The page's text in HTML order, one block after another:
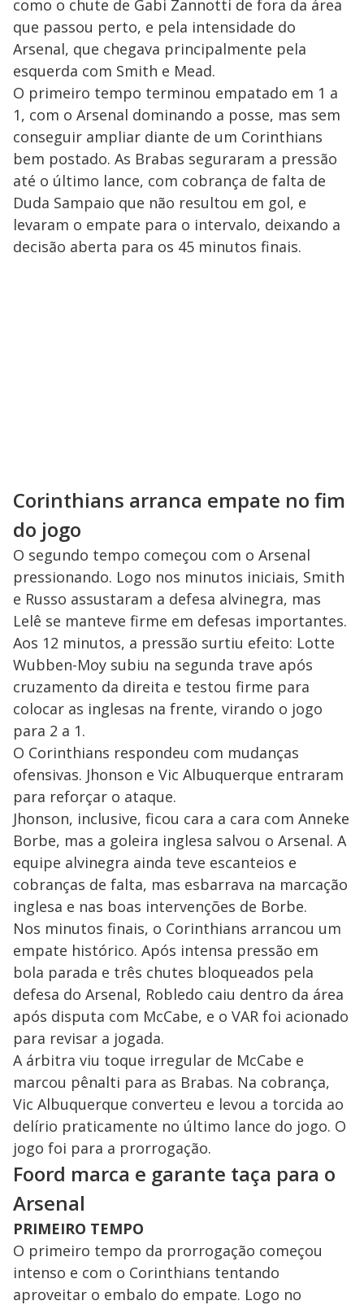
como o chute de Gabi Zannotti de fora da área
que passou perto, e pela intensidade do
Arsenal, que chegava principalmente pela
esquerda com Smith e Mead.
O primeiro tempo terminou empatado em 1 a
1, com o Arsenal dominando a posse, mas sem
conseguir ampliar diante de um Corinthians
bem postado. As Brabas seguraram a pressão
até o último lance, com cobrança de falta de
Duda Sampaio que não resultou em gol, e
levaram o empate para o intervalo, deixando a
decisão aberta para os 45 minutos finais.
Corinthians arranca empate no fim
do jogo
O segundo tempo começou com o Arsenal
pressionando. Logo nos minutos iniciais, Smith
e Russo assustaram a defesa alvinegra, mas
Lelê se manteve firme em defesas importantes.
Aos 12 minutos, a pressão surtiu efeito: Lotte
Wubben-Moy subiu na segunda trave após
cruzamento da direita e testou firme para
colocar as inglesas na frente, virando o jogo
para 2 a 1.
O Corinthians respondeu com mudanças
ofensivas. Jhonson e Vic Albuquerque entraram
para reforçar o ataque.
Jhonson, inclusive, ficou cara a cara com Anneke
Borbe, mas a goleira inglesa salvou o Arsenal. A
equipe alvinegra ainda teve escanteios e
cobranças de falta, mas esbarrava na marcação
inglesa e nas boas intervenções de Borbe.
Nos minutos finais, o Corinthians arrancou um
empate histórico. Após intensa pressão em
bola parada e três chutes bloqueados pela
defesa do Arsenal, Robledo caiu dentro da área
após disputa com McCabe, e o VAR foi acionado
para revisar a jogada.
A árbitra viu toque irregular de McCabe e
marcou pênalti para as Brabas. Na cobrança,
Vic Albuquerque converteu e levou a torcida ao
delírio praticamente no último lance do jogo. O
jogo foi para a prorrogação.
Foord marca e garante taça para o
Arsenal
PRIMEIRO TEMPO
O primeiro tempo da prorrogação começou
intenso e com o Corinthians tentando
aproveitar o embalo do empate. Logo no